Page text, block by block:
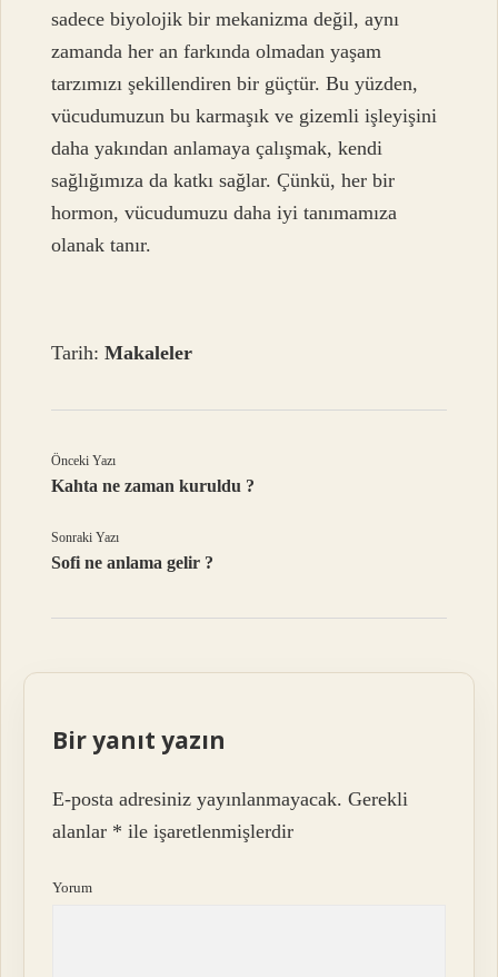
sadece biyolojik bir mekanizma değil, aynı
zamanda her an farkında olmadan yaşam
tarzımızı şekillendiren bir güçtür. Bu yüzden,
vücudumuzun bu karmaşık ve gizemli işleyişini
daha yakından anlamaya çalışmak, kendi
sağlığımıza da katkı sağlar. Çünkü, her bir
hormon, vücudumuzu daha iyi tanımamıza
olanak tanır.
Tarih:Makaleler
Önceki Yazı
Kahta ne zaman kuruldu ?
Sonraki Yazı
Sofi ne anlama gelir ?
Bir yanıt yazın
E-posta adresiniz yayınlanmayacak. Gerekli
alanlar * ile işaretlenmişlerdir
Yorum